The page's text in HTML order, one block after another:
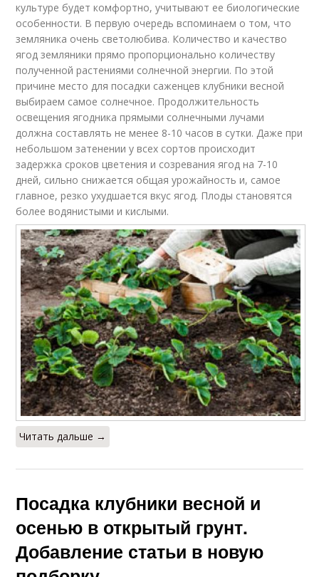
культуре будет комфортно, учитывают ее биологические
особенности. В первую очередь вспоминаем о том, что
земляника очень светолюбива. Количество и качество
ягод земляники прямо пропорционально количеству
полученной растениями солнечной энергии. По этой
причине место для посадки саженцев клубники весной
выбираем самое солнечное. Продолжительность
освещения ягодника прямыми солнечными лучами
должна составлять не менее 8-10 часов в сутки. Даже при
небольшом затенении у всех сортов происходит
задержка сроков цветения и созревания ягод на 7-10
дней, сильно снижается общая урожайность и, самое
главное, резко ухудшается вкус ягод. Плоды становятся
более водянистыми и кислыми.
Читать дальше →
Посадка клубники весной и
осенью в открытый грунт.
Добавление статьи в новую